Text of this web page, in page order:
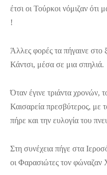
έτσι οι Τούρκοι νόμιζαν ότι
!
Άλλες φορές τα πήγαινε στο
Κάντσι, μέσα σε μια σπηλιά.
Όταν έγινε τριάντα χρονών,
Καισαρεία πρεσβύτερος, με
πήρε και την ευλογία του
Στη συνέχεια πήγε στα
οι Φαρασιώτες τον φώναζαν